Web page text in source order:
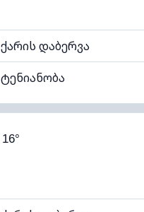
ქარის დაბერვა
ტენიანობა
ღრუბლიანობა
ხილვადობა